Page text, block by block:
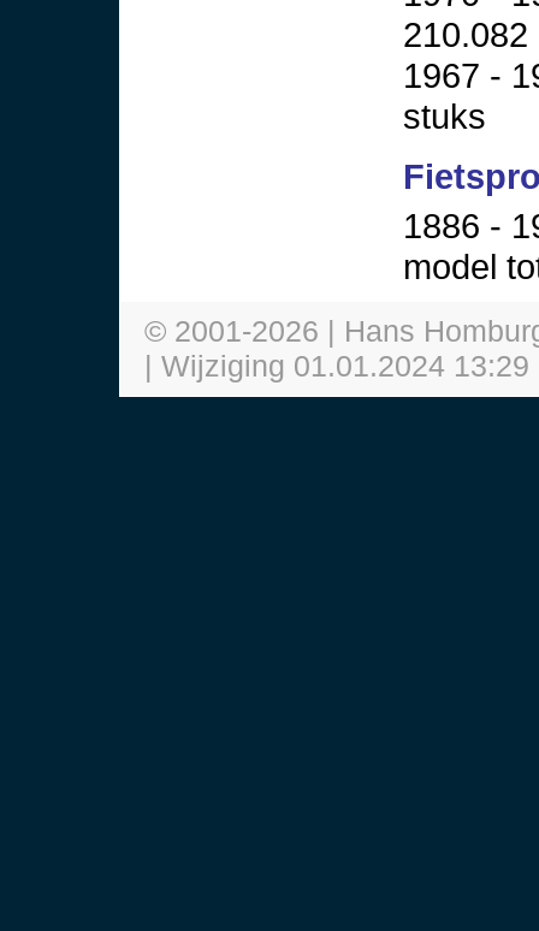
210.082
1967 -
stuks
1886 -
model
© 2001-2026 | Hans
| Wijziging 01.01.2024 13:29